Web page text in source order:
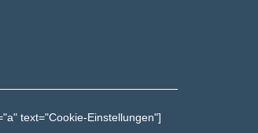
text="Cookie-Einstellungen"]